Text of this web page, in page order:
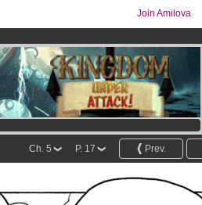
Join Amilova
Prev.
P. 17
Ch. 5